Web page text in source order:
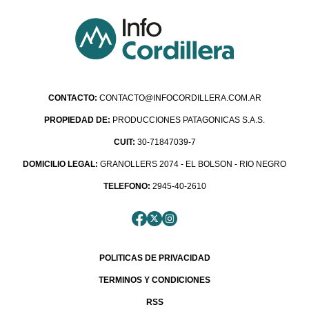
CONTACTO: CONTACTO@INFOCORDILLERA.COM.AR
PROPIEDAD DE: PRODUCCIONES PATAGONICAS S.A.S.
CUIT: 30-71847039-7
DOMICILIO LEGAL: GRANOLLERS 2074 - EL BOLSON - RIO NEGRO
TELEFONO: 2945-40-2610
POLITICAS DE PRIVACIDAD
TERMINOS Y CONDICIONES
RSS